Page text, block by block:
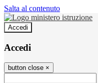
Salta al contenuto
Accedi
Accedi
button close ×